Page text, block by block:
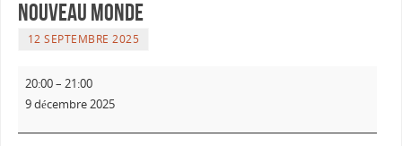
nouveau monde
12 SEPTEMBRE 2025
20:00– 21:00
9 décembre 2025